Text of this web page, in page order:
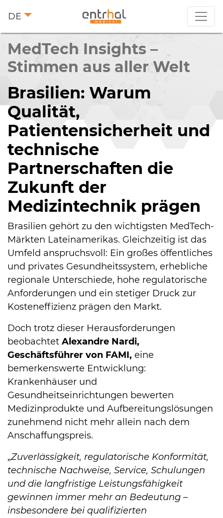
DE
MedTech Insights –
Stimmen aus aller Welt
Brasilien: Warum
Qualität,
Patientensicherheit und
technische
Partnerschaften die
Zukunft der
Medizintechnik prägen
Brasilien gehört zu den wichtigsten MedTech-
Märkten Lateinamerikas. Gleichzeitig ist das
Umfeld anspruchsvoll: Ein großes öffentliches
und privates Gesundheitssystem, erhebliche
regionale Unterschiede, hohe regulatorische
Anforderungen und ein stetiger Druck zur
Kosteneffizienz prägen den Markt.
Doch trotz dieser Herausforderungen
beobachtet Alexandre Nardi,
Geschäftsführer von FAMI, eine
bemerkenswerte Entwicklung:
Krankenhäuser und
Gesundheitseinrichtungen bewerten
Medizinprodukte und Aufbereitungslösungen
zunehmend nicht mehr allein nach dem
Anschaffungspreis.
„Zuverlässigkeit, regulatorische Konformität,
technische Nachweise, Service, Schulungen
und die langfristige Leistungsfähigkeit
gewinnen immer mehr an Bedeutung –
insbesondere bei qualifizierten